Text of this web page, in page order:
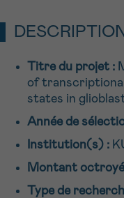
Titre du projet :
of
states in
Année de
Institution(s) :
Montant
Type de
Contactez-
0800 15 801
Via le
Je souhaite
En savoir
RETOUR
NOM
PRÉNOM
11h-13h
13h-16h
16h-18h
Suivant